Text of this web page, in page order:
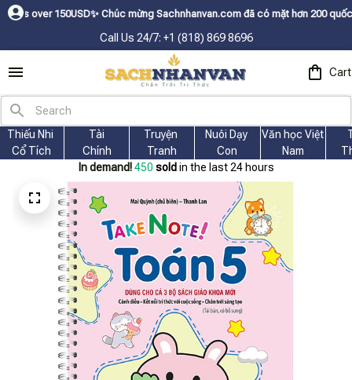
ㅤ✨ Chúc mừng Sachnhanvan.com đã có mặt hơn 200 quốc gia như Mỹ,
Call Us 24/7: +1 (818) 869 8696
Cart
Thiếu Nhi
Cổ Tích
Tài
Chính
Truyện
Tranh
Nuôi Dạy
Con
Văn học Việt
Nam
In demand! 450 sold in the last 24 hours